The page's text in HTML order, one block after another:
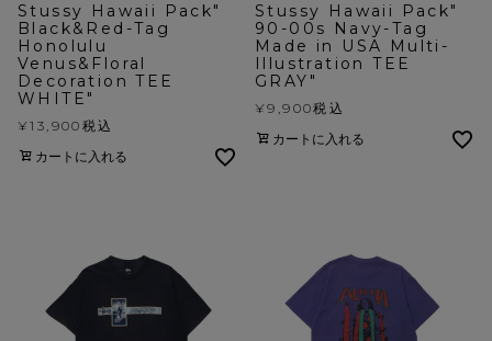
Stussy Hawaii Pack"
Black&Red-Tag
Honolulu
Venus&Floral
Decoration TEE
WHITE"
¥13,900 税込
カートに入れる
Stussy Hawaii Pack"
90-00s Navy-Tag
Made in USA Multi-
Illustration TEE
GRAY"
¥9,900税込
カートに入れる